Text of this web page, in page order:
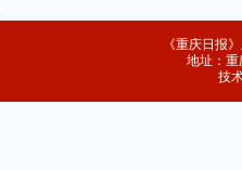
《重庆日报
地址：重
技